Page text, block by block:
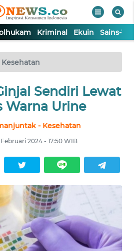
Kriminal Ekuin Sains-
Kesehatan
Sendiri Lewat
Warna Urine
- Kesehatan
2024 - 17:50 WIB